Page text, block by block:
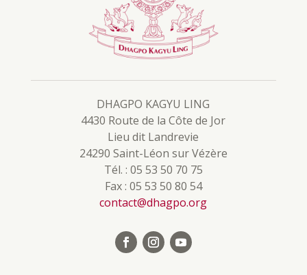
DHAGPO KAGYU LING
4430 Route de la Côte de Jor
Lieu dit Landrevie
24290 Saint-Léon sur Vézère
Tél. : 05 53 50 70 75
Fax : 05 53 50 80 54
contact@dhagpo.org